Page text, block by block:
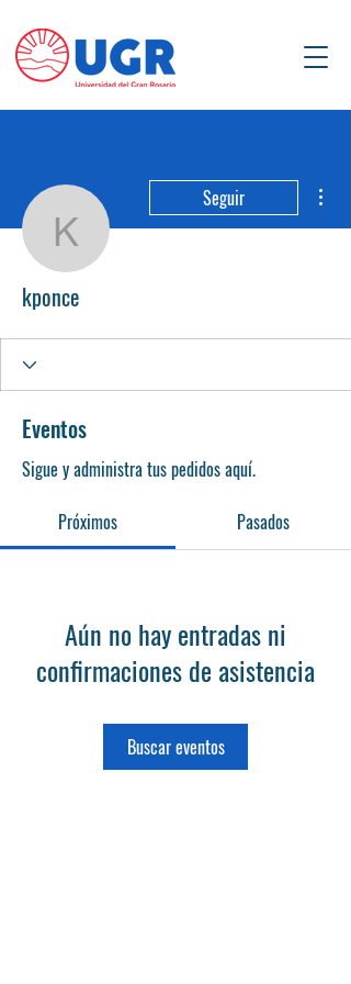
kponce
Seguir
kponce
Eventos
Sigue y administra tus pedidos aquí.
Próximos
Pasados
Aún no hay entradas ni
confirmaciones de asistencia
Buscar eventos